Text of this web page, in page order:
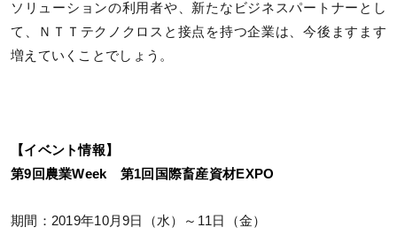
ソリューションの利用者や、新たなビジネスパートナーとし
て、ＮＴＴテクノクロスと接点を持つ企業は、今後ますます
増えていくことでしょう。
【イベント情報】
第9回農業Week 第1回国際畜産資材EXPO
期間：2019年10月9日（水）～11日（金）